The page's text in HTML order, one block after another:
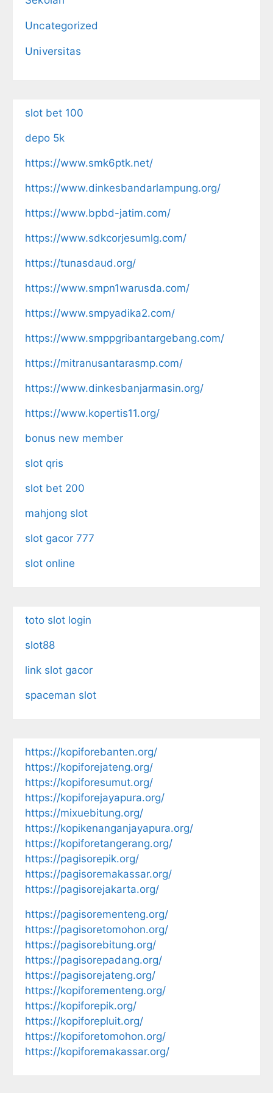
Uncategorized
Universitas
slot bet 100
depo 5k
https://www.smk6ptk.net/
https://www.dinkesbandarlampung.org/
https://www.bpbd-jatim.com/
https://www.sdkcorjesumlg.com/
https://tunasdaud.org/
https://www.smpn1warusda.com/
https://www.smpyadika2.com/
https://www.smppgribantargebang.com/
https://mitranusantarasmp.com/
https://www.dinkesbanjarmasin.org/
https://www.kopertis11.org/
bonus new member
slot qris
slot bet 200
mahjong slot
slot gacor 777
slot online
toto slot login
slot88
link slot gacor
spaceman slot
https://kopiforebanten.org/
https://kopiforejateng.org/
https://kopiforesumut.org/
https://kopiforejayapura.org/
https://mixuebitung.org/
https://kopikenanganjayapura.org/
https://kopiforetangerang.org/
https://pagisorepik.org/
https://pagisoremakassar.org/
https://pagisorejakarta.org/
https://pagisorementeng.org/
https://pagisoretomohon.org/
https://pagisorebitung.org/
https://pagisorepadang.org/
https://pagisorejateng.org/
https://kopiforementeng.org/
https://kopiforepik.org/
https://kopiforepluit.org/
https://kopiforetomohon.org/
https://kopiforemakassar.org/